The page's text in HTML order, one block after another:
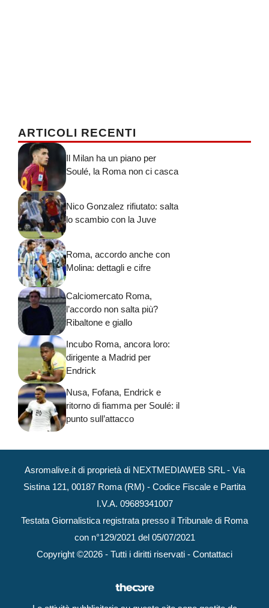
ARTICOLI RECENTI
Il Milan ha un piano per
Soulé, la Roma non ci casca
Nico Gonzalez rifiutato: salta
lo scambio con la Juve
Roma, accordo anche con
Molina: dettagli e cifre
Calciomercato Roma,
l’accordo non salta più?
Ribaltone e giallo
Incubo Roma, ancora loro:
dirigente a Madrid per
Endrick
Nusa, Fofana, Endrick e
ritorno di fiamma per Soulé: il
punto sull’attacco
Asromalive.it di proprietà di NEXTMEDIAWEB SRL - Via
Sistina 121, 00187 Roma (RM) - Codice Fiscale e Partita
I.V.A. 09689341007
Testata Giornalistica registrata presso il Tribunale di Roma
con n°129/2021 del 05/07/2021
Copyright ©2026 - Tutti i diritti riservati - Contattaci